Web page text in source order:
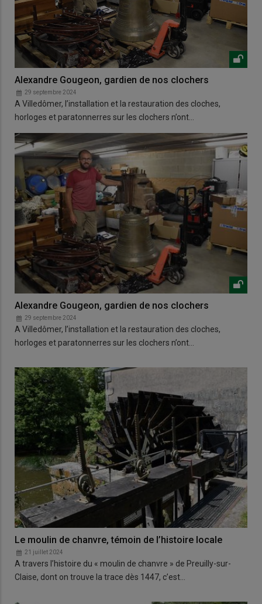
Alexandre Gougeon, gardien de nos clochers
29 septembre 2024
A Villedômer, l’installation et la restauration des cloches,
horloges et paratonnerres sur les clochers n’ont…
Alexandre Gougeon, gardien de nos clochers
29 septembre 2024
A Villedômer, l’installation et la restauration des cloches,
horloges et paratonnerres sur les clochers n’ont…
Le moulin de chanvre, témoin de l’histoire locale
21 juillet 2024
A travers l’histoire du « moulin de chanvre » de Preuilly-sur-
Claise, dont on trouve la trace dès 1447, c’est…